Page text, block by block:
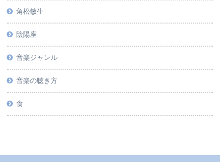
角松敏生
陰陽座
音楽ジャンル
音楽の聴き方
食